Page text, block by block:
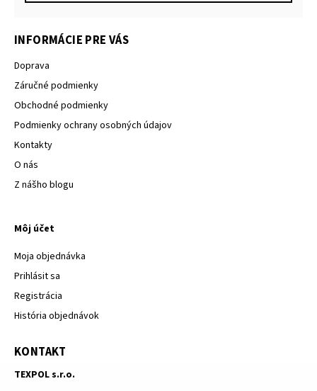
INFORMÁCIE PRE VÁS
Doprava
Záručné podmienky
Obchodné podmienky
Podmienky ochrany osobných údajov
Kontakty
O nás
Z nášho blogu
Môj účet
Moja objednávka
Prihlásit sa
Registrácia
História objednávok
KONTAKT
TEXPOL s.r.o.